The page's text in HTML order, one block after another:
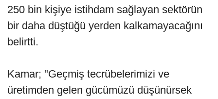
250 bin kişiye istihdam sağlayan sektörün
bir daha düştüğü yerden kalkamayacağını
belirtti.
Kamar; "Geçmiş tecrübelerimizi ve
üretimden gelen gücümüzü düşünürsek